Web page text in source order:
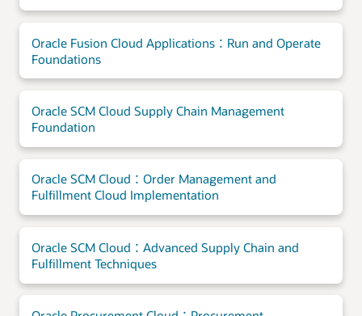
Oracle Fusion Cloud Applications：Run and Operate
Foundations
Oracle SCM Cloud Supply Chain Management
Foundation
Oracle SCM Cloud：Order Management and
Fulfillment Cloud Implementation
Oracle SCM Cloud：Advanced Supply Chain and
Fulfillment Techniques